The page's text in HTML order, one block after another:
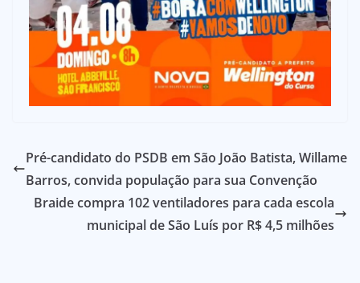
Pré-candidato do PSDB em São João Batista, Willame
Barros, convida população para sua Convenção
Braide compra 102 ventiladores para cada escola
municipal de São Luís por R$ 4,5 milhões